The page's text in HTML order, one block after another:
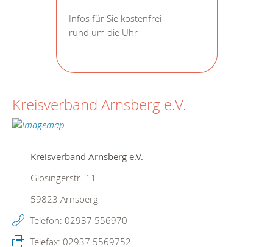
Infos für Sie kostenfrei
rund um die Uhr
Kreisverband Arnsberg e.V.
Kreisverband Arnsberg e.V.
Glösingerstr. 11
59823 Arnsberg
Telefon: 02937 556970
Telefax: 02937 5569752